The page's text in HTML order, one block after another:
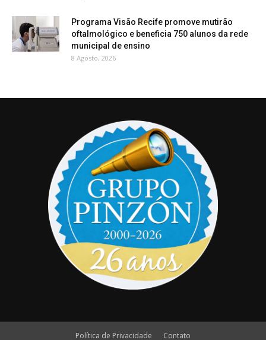
Programa Visão Recife promove mutirão
oftalmológico e beneficia 750 alunos da rede
municipal de ensino
8 Agosto, 2026
Política de Privacidade Contato